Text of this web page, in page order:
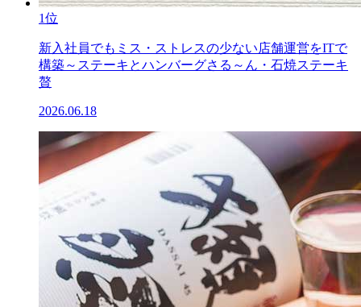
1位
新入社員でもミス・ストレスの少ない店舗運営をITで
構築～ステーキとハンバーグさる～ん・石焼ステーキ
贅
2026.06.18